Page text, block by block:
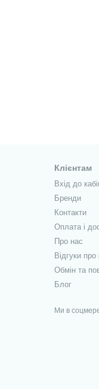
Клієнтам
Вхід до
Бренди
Контакти
Оплата і
Про нас
Відгуки
Обмін та
Блог
Ми в